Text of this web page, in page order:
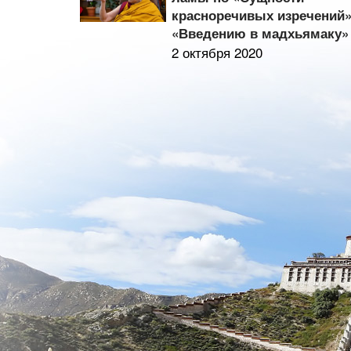
красноречивых
«Введению в мадхьямаку»
2 октября 2020